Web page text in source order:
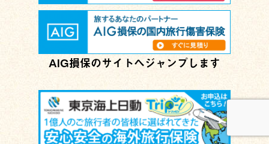
AIG損保のサイトへジャンプします